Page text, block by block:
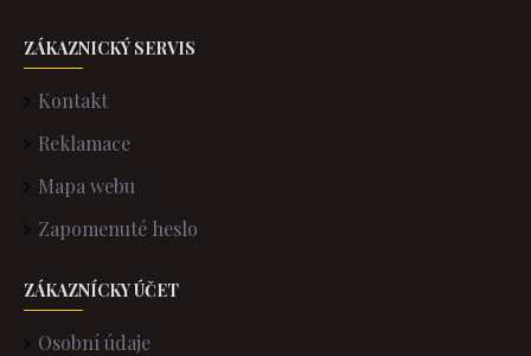
ZÁKAZNICKÝ SERVIS
Kontakt
Reklamace
Mapa webu
Zapomenuté heslo
ZÁKAZNÍCKY ÚČET
Osobní údaje